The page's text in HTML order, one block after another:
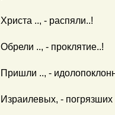
Христа .., - распяли..!
Обрели .., - проклятие..!
Пришли .., -
Израилевых, -